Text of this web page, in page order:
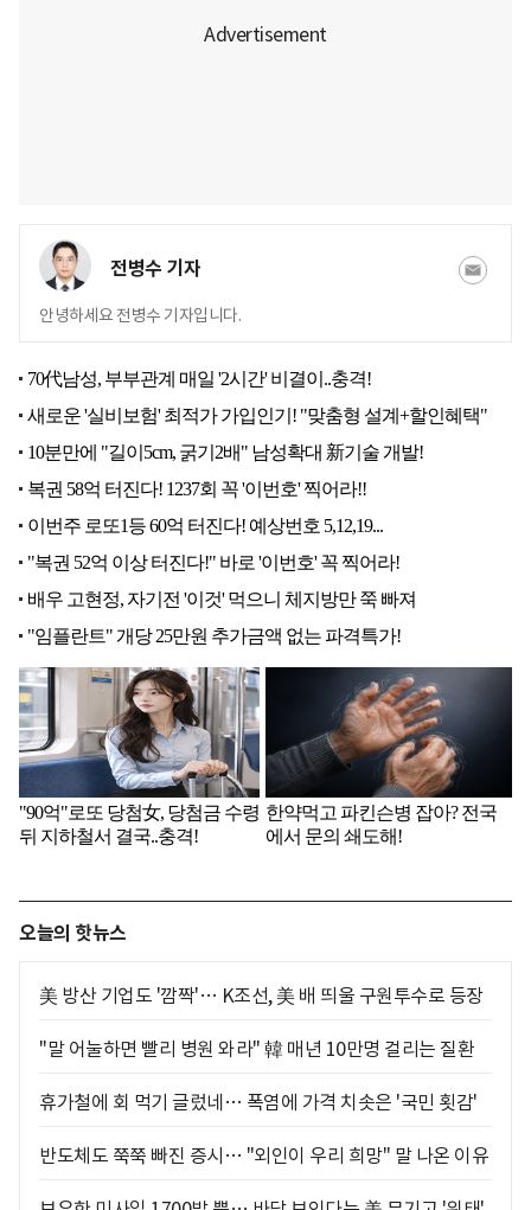
전병수 기자
안녕하세요 전병수 기자입니다.
오늘의 핫뉴스
美 방산 기업도 '깜짝'… K조선, 美 배 띄울 구원투수로 등장
"말 어눌하면 빨리 병원 와라" 韓 매년 10만명 걸리는 질환
휴가철에 회 먹기 글렀네… 폭염에 가격 치솟은 '국민 횟감'
반도체도 쭉쭉 빠진 증시… "외인이 우리 희망" 말 나온 이유